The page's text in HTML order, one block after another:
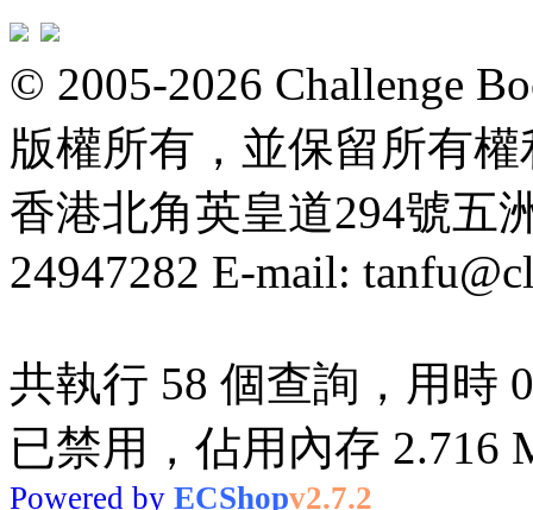
© 2005-2026 Challenge
版權所有，並保留所有權
香港北角英皇道294號五
24947282 E-mail:
共執行 58 個查詢，用時
已禁用，佔用內存 2.716
Powered by ECShopv2.7.2